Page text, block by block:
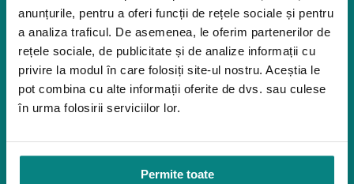
anunțurile, pentru a oferi funcții de rețele sociale și pentru
a analiza traficul. De asemenea, le oferim partenerilor de
rețele sociale, de publicitate și de analize informații cu
privire la modul în care folosiți site-ul nostru. Aceștia le
pot combina cu alte informații oferite de dvs. sau culese
în urma folosirii serviciilor lor.
Permite toate
Apnee în somn
Orteze
Oxigenoterapia
Paturi de spital si saltele
Link-uri utile